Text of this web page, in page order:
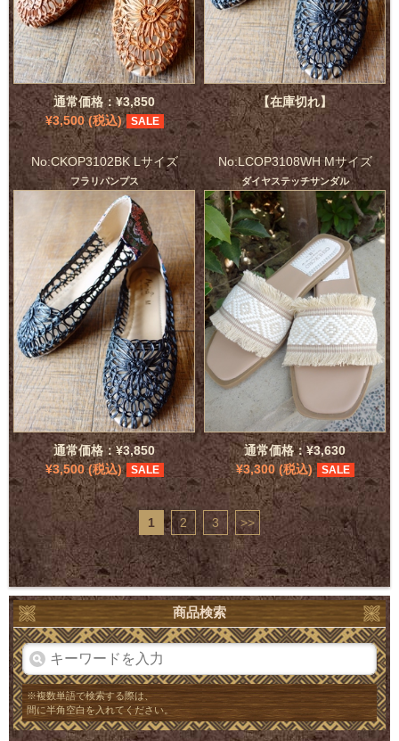
通常価格：¥3,850
¥3,500 (税込)
SALE
【在庫切れ】
No:CKOP3102BK Lサイズ
フラリパンプス
通常価格：¥3,850
¥3,500 (税込)
SALE
No:LCOP3108WH Mサイズ
ダイヤステッチサンダル
通常価格：¥3,630
¥3,300 (税込)
SALE
1 2 3 >>
商品検索
※複数単語で検索する際は、
間に半角空白を入れてください。